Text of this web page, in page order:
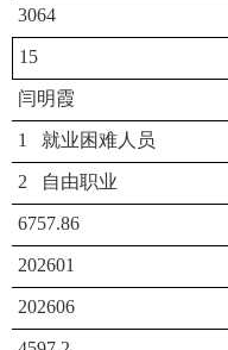
3064
15
闫明霞
1 就业困难人员
2 自由职业
6757.86
202601
202606